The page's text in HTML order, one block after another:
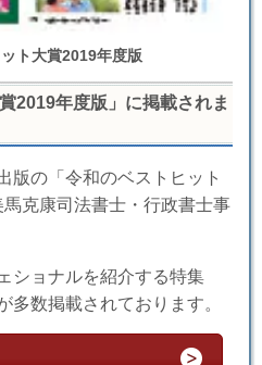
ト大賞2019年度版
2019年度版」に掲載されま
版の「令和のベストヒット
克康司法書士・行政書士事
ショナルを紹介する特集
多数掲載されております。